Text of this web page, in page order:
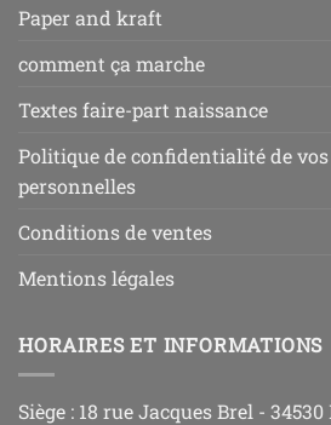
Paper and kraft
comment ça marche
Textes faire-part naissance
Politique de confidentialité de
personnelles
Conditions de ventes
Mentions légales
HORAIRES ET INFORMATIONS
Siège : 18 rue Jacques Brel -